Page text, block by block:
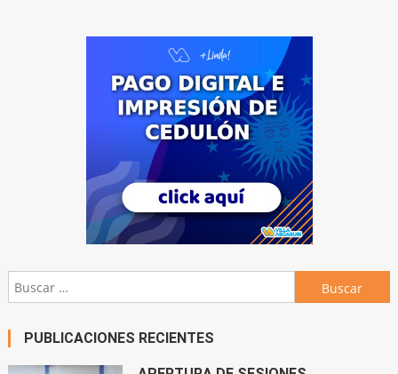
Buscar:
PUBLICACIONES RECIENTES